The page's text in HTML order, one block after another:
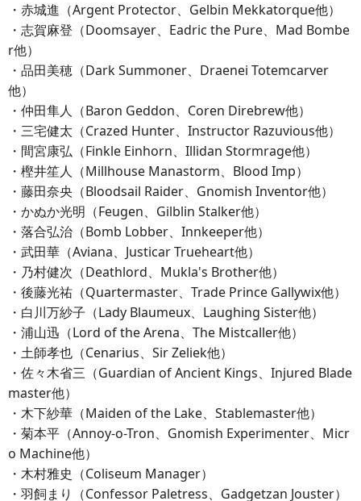
・赤城進（Argent Protector、Gelbin Mekkatorque他）
・志賀麻登（Doomsayer、Eadric the Pure、Mad Bombe
r他）
・品田美穂（Dark Summoner、Draenei Totemcarver
他）
・仲田隼人（Baron Geddon、Coren Direbrew他）
・三宅健太（Crazed Hunter、Instructor Razuvious他）
・間宮康弘（Finkle Einhorn、Illidan Stormrage他）
・樫井笙人（Millhouse Manastorm、Blood Imp）
・藤田奈央（Bloodsail Raider、Gnomish Inventor他）
・かぬか光明（Feugen、Gilblin Stalker他）
・落合弘治（Bomb Lobber、Innkeeper他）
・武田華（Aviana、Justicar Trueheart他）
・乃村健次（Deathlord、Mukla's Brother他）
・後藤光祐（Quartermaster、Trade Prince Gallywix他）
・白川万紗子（Lady Blaumeux、Laughing Sister他）
・浦山迅（Lord of the Arena、The Mistcaller他）
・土師孝也（Cenarius、Sir Zeliek他）
・佐々木省三（Guardian of Ancient Kings、Injured Blade
master他）
・木下紗華（Maiden of the Lake、Stablemaster他）
・菊本平（Annoy-o-Tron、Gnomish Experimenter、Micr
o Machine他）
・木村雅史（Coliseum Manager）
・羽飼まり（Confessor Paletress、Gadgetzan Jouster）